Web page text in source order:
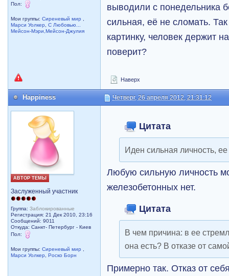
Пол:
Мои группы:Сиреневый мир
Марси Уолкер
,С Любовью...
Мейсон-Мэри,Мейсон-Джулия
выводили с понедельника
сильная, её не сломать.
картинку, человек держит
поверит?
Наверх
Happiness Четверг, 26 апреля 2012, 21:31:12
АВТОР ТЕМЫ
Заслуженный участник
Группа:Заблокированные
Регистрация: 21 Дек 2010, 23:16
Сообщений: 9011
Откуда: Санкт- Петербург - Киев
Пол:
Мои группы:Сиреневый мир
Марси Уолкер
,Роско Борн
Цитата
Иден сильная личность,
Любую сильную личность
железобетонных нет.
Цитата
В чем причина: в ее
она есть? В отказе от
Примерно так. Отказ от